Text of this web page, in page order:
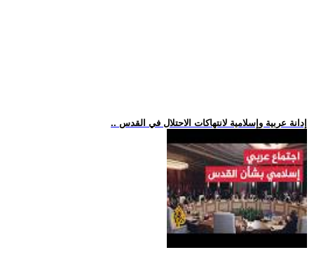
.. إدانة عربية وإسلامية لانتهاكات الاحتلال في القدس